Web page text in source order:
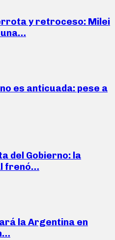
y retroceso: Milei
una…
es anticuada: pese a
del Gobierno: la
frenó…
la Argentina en